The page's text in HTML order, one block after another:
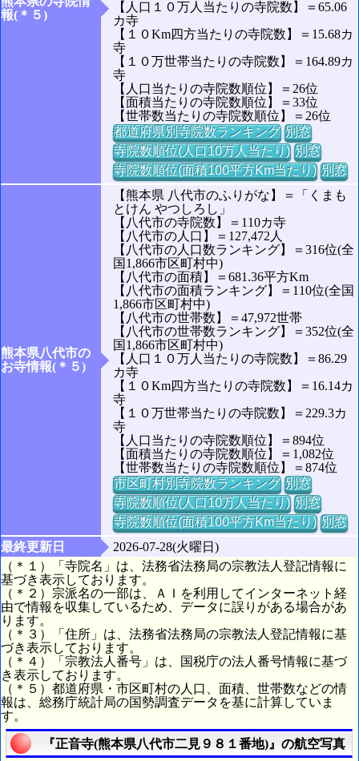
報(＊５)
【人口１０万人当たりの寺院数】＝65.06
カ寺
【１０Km四方当たりの寺院数】＝15.68カ
寺
【１０万世帯当たりの寺院数】＝164.89カ
寺
【人口当たりの寺院数順位】＝26位
【面積当たりの寺院数順位】＝33位
【世帯数当たりの寺院数順位】＝26位
都道府県別寺院数ランキング 別窓
寺院数順位(人口10万人当たり) 別窓
寺院数順位(面積100平方Km当たり) 別窓
熊本県八代市の
お寺情報(＊５)
【熊本県 八代市のふりがな】＝「くまも
とけん やつしろし」
【八代市の寺院数】＝110カ寺
【八代市の人口】＝127,472人
【八代市の人口数ランキング】＝316位(全
国1,866市区町村中)
【八代市の面積】＝681.36平方Km
【八代市の面積ランキング】＝110位(全国
1,866市区町村中)
【八代市の世帯数】＝47,972世帯
【八代市の世帯数ランキング】＝352位(全
国1,866市区町村中)
【人口１０万人当たりの寺院数】＝86.29
カ寺
【１０Km四方当たりの寺院数】＝16.14カ
寺
【１０万世帯当たりの寺院数】＝229.3カ
寺
【人口当たりの寺院数順位】＝894位
【面積当たりの寺院数順位】＝1,082位
【世帯数当たりの寺院数順位】＝874位
市区町村別寺院数ランキング 別窓
寺院数順位(人口10万人当たり) 別窓
寺院数順位(面積100平方Km当たり) 別窓
最終更新日
2026-07-28(火曜日)
（＊１）「寺院名」は、法務省法務局の宗教法人登記情報に
基づき表示しております。
（＊２）宗派名の一部は、ＡＩを利用してインターネット経
由で情報を収集しているため、データに誤りがある場合があ
ります。
（＊３）「住所」は、法務省法務局の宗教法人登記情報に基
づき表示しております。
（＊４）「宗教法人番号」は、国税庁の法人番号情報に基づ
き表示しております。
（＊５）都道府県・市区町村の人口、面積、世帯数などの情
報は、総務庁統計局の国勢調査データを基に計算していま
す。
『正音寺(熊本県八代市二見９８１番地)』の航空写真